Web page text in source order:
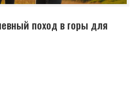
поход в горы для